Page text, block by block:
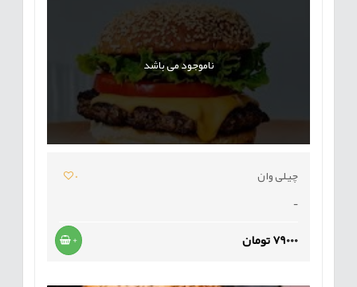
ناموجود می باشد
چیلی وان
0
-
79000 تومان +